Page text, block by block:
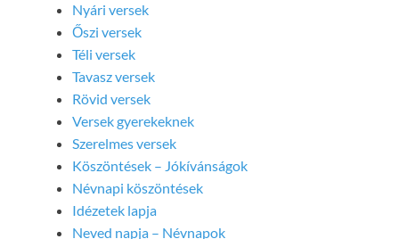
Nyári versek
Őszi versek
Téli versek
Tavasz versek
Rövid versek
Versek gyerekeknek
Szerelmes versek
Köszöntések – Jókívánságok
Névnapi köszöntések
Idézetek lapja
Neved napja – Névnapok